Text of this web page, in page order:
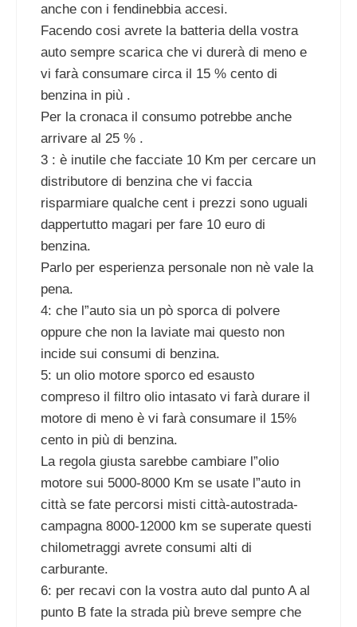
anche con i fendinebbia accesi.
Facendo cosi avrete la batteria della vostra
auto sempre scarica che vi durerà di meno e
vi farà consumare circa il 15 % cento di
benzina in più .
Per la cronaca il consumo potrebbe anche
arrivare al 25 % .
3 : è inutile che facciate 10 Km per cercare un
distributore di benzina che vi faccia
risparmiare qualche cent i prezzi sono uguali
dappertutto magari per fare 10 euro di
benzina.
Parlo per esperienza personale non nè vale la
pena.
4: che l”auto sia un pò sporca di polvere
oppure che non la laviate mai questo non
incide sui consumi di benzina.
5: un olio motore sporco ed esausto
compreso il filtro olio intasato vi farà durare il
motore di meno è vi farà consumare il 15%
cento in più di benzina.
La regola giusta sarebbe cambiare l”olio
motore sui 5000-8000 Km se usate l”auto in
città se fate percorsi misti città-autostrada-
campagna 8000-12000 km se superate questi
chilometraggi avrete consumi alti di
carburante.
6: per recavi con la vostra auto dal punto A al
punto B fate la strada più breve sempre che